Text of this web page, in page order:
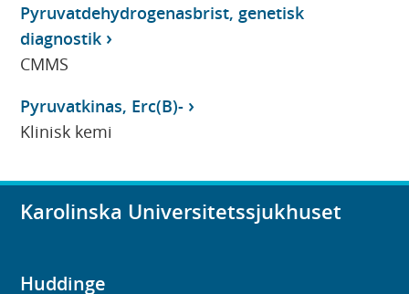
Pyruvatdehydrogenasbrist, genetisk
diagnostik
CMMS
Pyruvatkinas, Erc(B)-
Klinisk kemi
Karolinska Universitetssjukhuset
Huddinge